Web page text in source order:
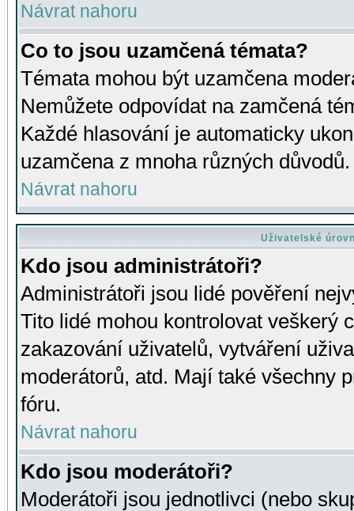
Návrat nahoru
Co to jsou uzamčená témata?
Témata mohou být uzamčena
Nemůžete odpovídat na zamčená
Každé hlasování je automaticky
uzamčena z mnoha různých důvodů.
Návrat nahoru
Uživatelské
Kdo jsou administrátoři?
Administrátoři jsou lidé pověření
Tito lidé mohou kontrolovat veškerý
zakazování uživatelů, vytváření
moderátorů, atd. Mají také všechny
fóru.
Návrat nahoru
Kdo jsou moderátoři?
Moderátoři jsou jednotlivci (nebo